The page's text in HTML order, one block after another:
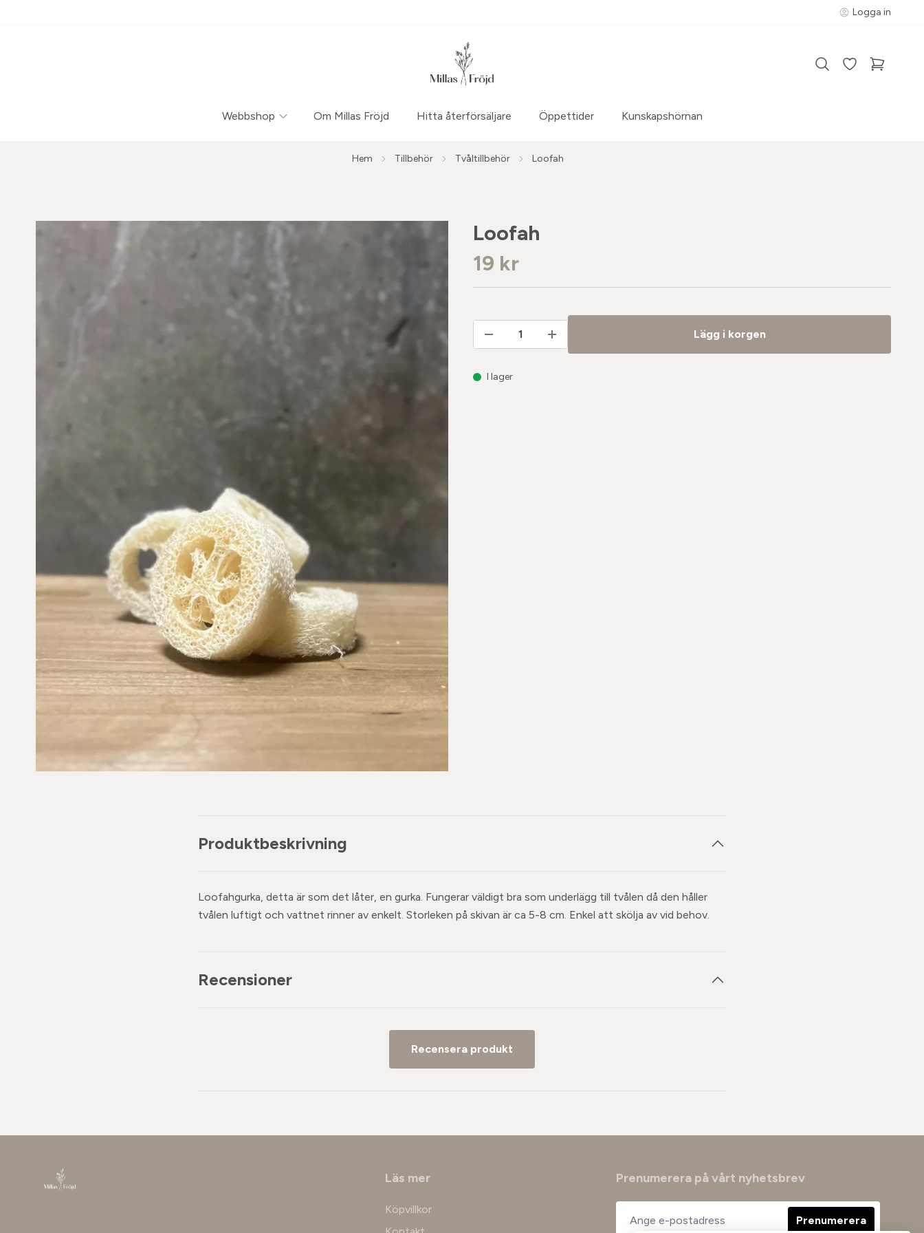
Logga in
Webbshop Om Millas Fröjd Hitta återförsäljare Öppettider Kunskapshörnan
Hem Tillbehör Tvåltillbehör Loofah
Loofah
19 kr
Lägg i korgen
I lager
Produktbeskrivning
Loofahgurka, detta är som det låter, en gurka. Fungerar väldigt bra som underlägg till tvålen då den håller
tvålen luftigt och vattnet rinner av enkelt. Storleken på skivan är ca 5-8 cm. Enkel att skölja av vid behov.
Recensioner
Recensera produkt
Läs mer
Köpvillkor
Prenumerera på vårt nyhetsbrev
Prenumerera